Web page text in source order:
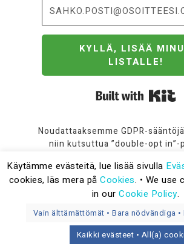
KYLLÄ, LISÄÄ
LISTALLE!
Noudattaaksemme GDPR-
niin kutsuttua ”double-opt in”-
kaipaat lisätietoja.
COPYRIGHT © 2026 SENTTI JA
Käytämme evästeitä, lue lisää sivulla
cookies, läs mera påCookies. • We use
in ourCookie Policy.
Vain älttämättömät • Bara nödvändiga
Kaikki evästeet • All(a)